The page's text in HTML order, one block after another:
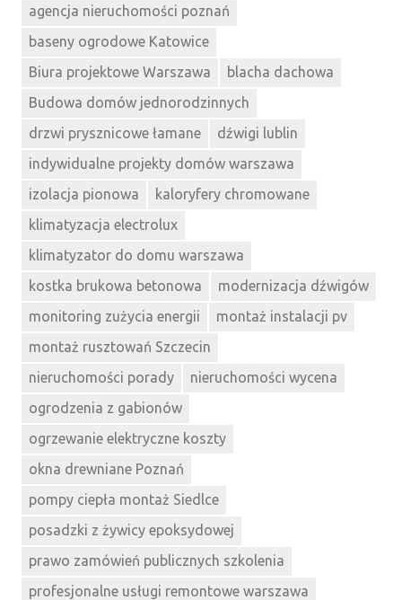
agencja nieruchomości poznań
baseny ogrodowe Katowice
Biura projektowe Warszawa
blacha dachowa
Budowa domów jednorodzinnych
drzwi prysznicowe łamane
dźwigi lublin
indywidualne projekty domów warszawa
izolacja pionowa
kaloryfery chromowane
klimatyzacja electrolux
klimatyzator do domu warszawa
kostka brukowa betonowa
modernizacja dźwigów
monitoring zużycia energii
montaż instalacji pv
montaż rusztowań Szczecin
nieruchomości porady
nieruchomości wycena
ogrodzenia z gabionów
ogrzewanie elektryczne koszty
okna drewniane Poznań
pompy ciepła montaż Siedlce
posadzki z żywicy epoksydowej
prawo zamówień publicznych szkolenia
profesjonalne usługi remontowe warszawa